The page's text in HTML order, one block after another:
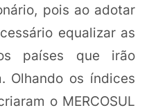
pois ao adotar
equalizar as
países que irão
Olhando os índices
o MERCOSUL